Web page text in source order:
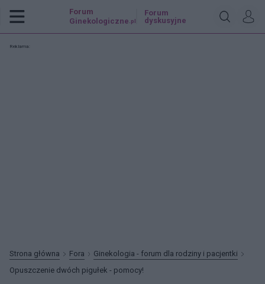
Forum
Ginekologiczne .pl
Forum
dyskusyjne
Reklama:
Strona główna Fora
Ginekologia - forum dla rodziny i pacjentki
Opuszczenie dwóch pigułek - pomocy!